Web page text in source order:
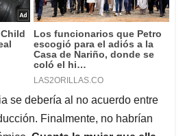
se debería al no acuerdo entre
Finalmente, no habrían